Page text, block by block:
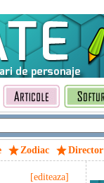
Zodiac Director
[editeaza]